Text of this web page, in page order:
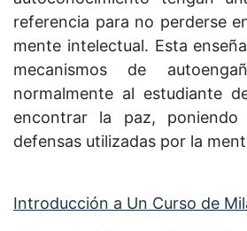
referencia para no perderse
mente intelectual. Esta
mecanismos de
normalmente al estudiante
encontrar la paz,
defensas utilizadas por la
Introducción a Un Curso de